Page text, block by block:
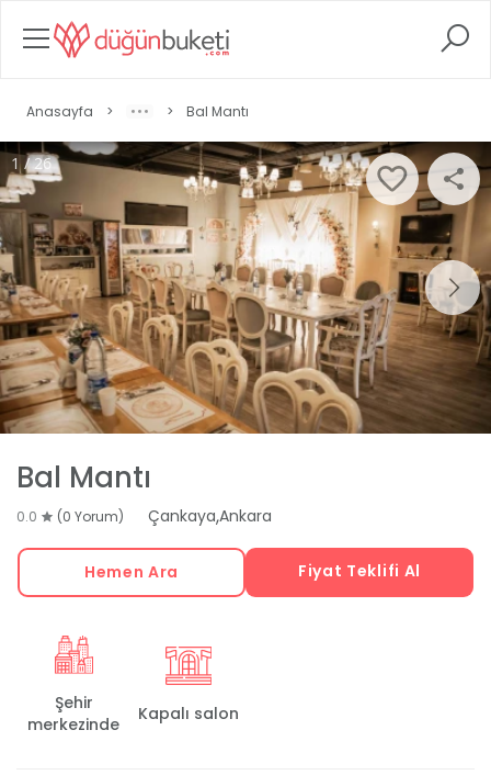
Anasayfa > > Bal Mantı
1 / 26
Bal Mantı
0.0 (0 Yorum) Çankaya,Ankara
Hemen Ara Fiyat Teklifi Al
Şehir
merkezinde
Kapalı salon